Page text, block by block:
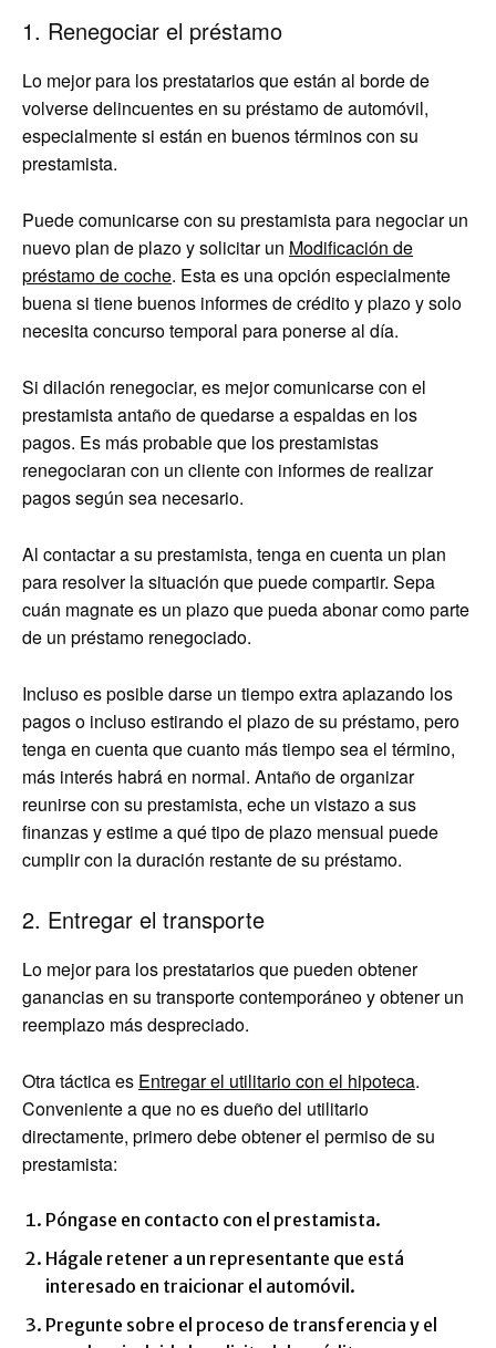
1. Renegociar el préstamo
Lo mejor para los prestatarios que están al borde de
volverse delincuentes en su préstamo de automóvil,
especialmente si están en buenos términos con su
prestamista.
Puede comunicarse con su prestamista para negociar un
nuevo plan de plazo y solicitar un Modificación de
préstamo de coche. Esta es una opción especialmente
buena si tiene buenos informes de crédito y plazo y solo
necesita concurso temporal para ponerse al día.
Si dilación renegociar, es mejor comunicarse con el
prestamista antaño de quedarse a espaldas en los
pagos. Es más probable que los prestamistas
renegociaran con un cliente con informes de realizar
pagos según sea necesario.
Al contactar a su prestamista, tenga en cuenta un plan
para resolver la situación que puede compartir. Sepa
cuán magnate es un plazo que pueda abonar como parte
de un préstamo renegociado.
Incluso es posible darse un tiempo extra aplazando los
pagos o incluso estirando el plazo de su préstamo, pero
tenga en cuenta que cuanto más tiempo sea el término,
más interés habrá en normal. Antaño de organizar
reunirse con su prestamista, eche un vistazo a sus
finanzas y estime a qué tipo de plazo mensual puede
cumplir con la duración restante de su préstamo.
2. Entregar el transporte
Lo mejor para los prestatarios que pueden obtener
ganancias en su transporte contemporáneo y obtener un
reemplazo más despreciado.
Otra táctica es Entregar el utilitario con el hipoteca.
Conveniente a que no es dueño del utilitario
directamente, primero debe obtener el permiso de su
prestamista:
Póngase en contacto con el prestamista.
Hágale retener a un representante que está
interesado en traicionar el automóvil.
Pregunte sobre el proceso de transferencia y el